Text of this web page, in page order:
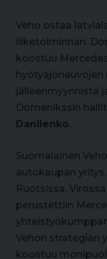
Veho ostaa
liiketoiminnan.
koostuu
jälleenmyynnistä
Domenikssin
Danilenko.
Suomalainen
autokaupan
Ruotsissa,
perustettiin
Vehon strategian
koostuu